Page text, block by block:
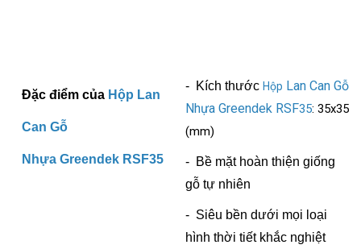
Đặc điểm của Hộp Lan
Can Gỗ
Nhựa Greendek RSF35
- Kích thướcHộp Lan Can Gỗ
Nhựa Greendek RSF35: 35x35
(mm)
- Bề mặt hoàn thiện giống
gỗ tự nhiên
- Siêu bền dưới mọi loại
hình thời tiết khắc nghiệt